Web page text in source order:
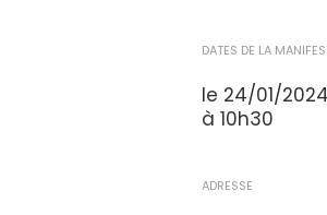
DATES DE LA
le 24/01/2024
à 10h30
ADRESSE